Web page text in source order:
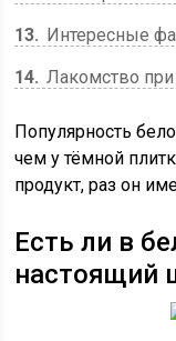
13
Интересные
14 Лакомство
Популярность
чем у тёмной
продукт, раз он
Есть ли в
настоящий